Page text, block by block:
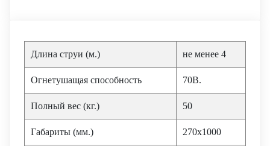
Длина струи (м.) не менее 4
Огнетушащая способность 70В.
Полный вес (кг.) 50
Габариты (мм.) 270х1000